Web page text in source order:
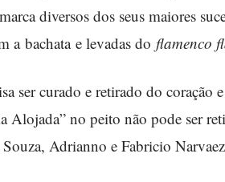
diversos dos seus maiores
a bachata e levadas do flamenco
ser curado e retirado do coração
Alojada” no peito não pode ser
Adrianno e Fabricio